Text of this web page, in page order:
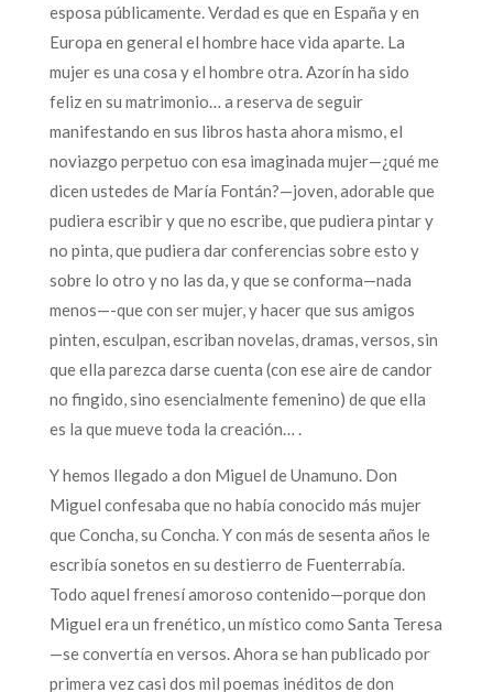
esposa públicamente. Verdad es que en España y en
Europa en general el hombre hace vida aparte. La
mujer es una cosa y el hombre otra. Azorín ha sido
feliz en su matrimonio… a reserva de seguir
manifestando en sus libros hasta ahora mismo, el
noviazgo perpetuo con esa imaginada mujer—¿qué me
dicen ustedes de María Fontán?—joven, adorable que
pudiera escribir y que no escribe, que pudiera pintar y
no pinta, que pudiera dar conferencias sobre esto y
sobre lo otro y no las da, y que se conforma—nada
menos—-que con ser mujer, y hacer que sus amigos
pinten, esculpan, escriban novelas, dramas, versos, sin
que ella parezca darse cuenta (con ese aire de candor
no fingido, sino esencialmente femenino) de que ella
es la que mueve toda la creación… .
Y hemos llegado a don Miguel de Unamuno. Don
Miguel confesaba que no había conocido más mujer
que Concha, su Concha. Y con más de sesenta años le
escribía sonetos en su destierro de Fuenterrabía.
Todo aquel frenesí amoroso contenido—porque don
Miguel era un frenético, un místico como Santa Teresa
—se convertía en versos. Ahora se han publicado por
primera vez casi dos mil poemas inéditos de don